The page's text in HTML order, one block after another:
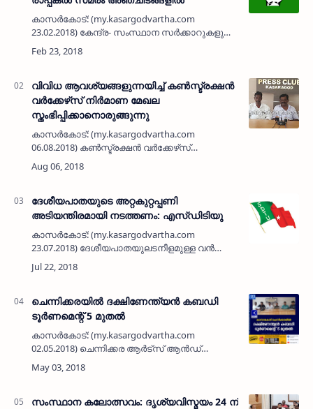
കാസര്‍കോട്: (my.kasargodvartha.com
23.02.2018) കേന്ദ്ര- സംസ്ഥാന സര്‍ക്കാറുകളുടെ
ജനവിരുദ്ധ നയങ്ങള്‍ക്കും, സി.പി.എമ്മിന്റെ
അക്രമ, കൊലപാതക രാഷ്ട്രീയത്തിനുമെതിരെ
വിവിധ ആവശ്യങ്ങളുന്നയിച്ച് കണ്‍സ്ട്രക്ഷന്‍
വര്‍ക്കേഴ്‌സ് നിര്‍മാണ മേഖല
സ്തംഭിപ്പിക്കാനൊരുങ്ങുന്നു
കാസര്‍കോട്: (my.kasargodvartha.com
06.08.2018) കണ്‍സ്ട്രക്ഷന്‍ വര്‍ക്കേഴ്‌സ്
സൂപ്പര്‍വൈസേഴ്‌സ് അസോസിയേഷന്‍ ജില്ലാ
കമ്മിറ്റി നേതൃത്വത്തില്‍ വിവിധ
ദേശീയപാതയുടെ അറ്റകുറ്റപ്പണി
അടിയന്തിരമായി നടത്തണം: എസ്ഡിടിയു
കാസര്‍കോട്: (my.kasargodvartha.com
23.07.2018) ദേശീയപാതയുലടനീളമുള്ള വന്‍
കുഴികള്‍ കാരണം പത്തോളം ജീവനുകളാണ്
അടുത്തകാലത്തായി പൊലിഞ്ഞതെന്നും റോഡ്
ചെന്നിക്കരയില്‍ ദക്ഷിണേന്ത്യന്‍ കബഡി
ടൂര്‍ണമെന്റ് 5 മുതല്‍
കാസര്‍കോട്: (my.kasargodvartha.com
02.05.2018) ചെന്നിക്കര ആര്‍ട്‌സ് ആന്‍ഡ്
സ്‌പോര്‍ട്‌സ് ക്ലബ് സംഘടിപ്പിക്കുന്ന അഹ് മദ്
അഫ്‌സല്‍ സ്മാരക ദക്ഷിണേന്ത്യന്‍ കബഡി
സംസ്ഥാന കലോത്സവം: ദൃശ്യവിസ്മയം 24 ന്